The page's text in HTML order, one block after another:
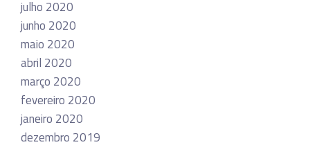
julho 2020
junho 2020
maio 2020
abril 2020
março 2020
fevereiro 2020
janeiro 2020
dezembro 2019